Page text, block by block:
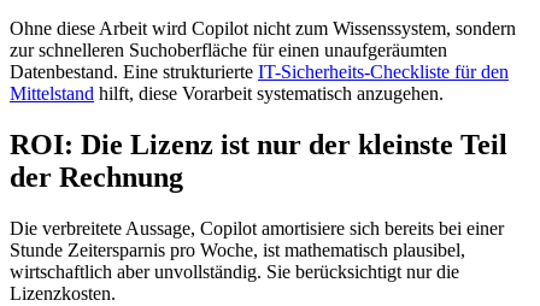
Ohne diese Arbeit wird Copilot nicht zum Wissenssystem, sondern
zur schnelleren Suchoberfläche für einen unaufgeräumten
Datenbestand. Eine strukturierte IT-Sicherheits-Checkliste für den
Mittelstand hilft, diese Vorarbeit systematisch anzugehen.
ROI: Die Lizenz ist nur der kleinste Teil
der Rechnung
Die verbreitete Aussage, Copilot amortisiere sich bereits bei einer
Stunde Zeitersparnis pro Woche, ist mathematisch plausibel,
wirtschaftlich aber unvollständig. Sie berücksichtigt nur die
Lizenzkosten.